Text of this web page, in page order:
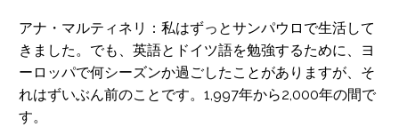
アナ・マルティネリ：私はずっとサンパウロで生活して
きました。でも、英語とドイツ語を勉強するために、ヨ
ーロッパで何シーズンか過ごしたことがありますが、そ
れはずいぶん前のことです。1,997年から2,000年の間で
す。